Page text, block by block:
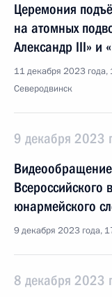
Церемония
на атомных
Александр III» и
11 декабря 2023 года,
Северодвинск
9 декабря 2023
Всероссийского
юнармейского
9 декабря 2023 года,
8 декабря 2023